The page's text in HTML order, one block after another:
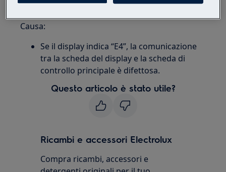
autorizzato.
Causa:
Se il display indica “E4”, la comunicazione
tra la scheda del display e la scheda di
controllo principale è difettosa.
Questo articolo è stato utile?
Ricambi e accessori Electrolux
Compra ricambi, accessori e